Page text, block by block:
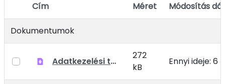
Elem kiválasztása
Cím Méret Módosítás
Dokumentumok
Adatkezelési tájékoztató óvodai adatkezelésekhez
272
kB
Ennyi ideje: 6